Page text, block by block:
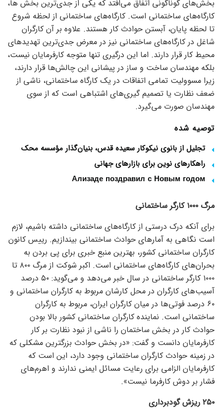
بخش‌های گوناگونی اتفاق می‌افتد که یکی از جدی‌ترین بخش ها،
کارگاه‌های ساختمانی است. کارگاه‌های ساختمانی از لحظه شروع
تا لحظه پایان، آبستن حوادث کار هستند. علاوه بر آن کارگران
شاغل در کارگاه‌های ساختمانی نیز در معرض جدی‌ترین تهدید‌های
محیط کار قرار دارند. اما این درگیری تنها متوجه کارفرمایان نیست،
بلکه مهندسان ساخت و ساز در پیشانی این چالش‌ها قرار دارند،
زیرا مسوولیت تمامی اتفاقات در یک کارگاه ساختمانی، ناشی از
ضعف نظارت یا تصمیم گیری‌های اشتباهی است که از سوی
مهندسان صورت می‌گیرد.
توصیه شده
تجلیل از بانوی نیکوکار سعیده قدس، بنیان‌گذار مؤسسه محک
راهکارهای نوین برای بازارهای جهانی
Ализаде поздравил с Новым годом
مرگ ۱۰۰۰ کارگر ساختمانی
برای آنکه درک درستی از کارگاه‌های ساختمانی داشته باشیم، لازم
است نگاهی به آمار‌های حوادث ساختمانی بیندازیم. رییس کانون
کارگران ساختمانی کشور، بهترین منبع خبری برای پی بردن به
بحران‌های کارگاه‌های ساختمانی است. اکبر شوکت از مرگ ۸۰۰ تا
۱۰۰۰ کارگر ساختمانی در سال خبر می‌دهد و می‌گوید: ۵۰ درصد
آسیب‌های کارگران در محل کارشان مربوط به کارگران ساختمانی و
۶۰ درصد فوتی‌ها در میان کارگران ایران، مربوط به کارگران
ساختمانی است. نماینده کارگران ساختمانی کشور بالا بودن
حوادث کار در بخش ساختمان را ناشی از نبود نظارت بر کار
کارفرمایان دانست و گفت: «در بخش حوادث بزرگترین مشکلی که
در زمینه حوادث کارگران ساختمانی وجود دارد، این است که
کارفرمایان الزامی برای رعایت مسائل ایمنی ندارند و اهرم‌های
فشار بر دوش کارفرما نیست».
۲۵۰ ریزش گودبرداری